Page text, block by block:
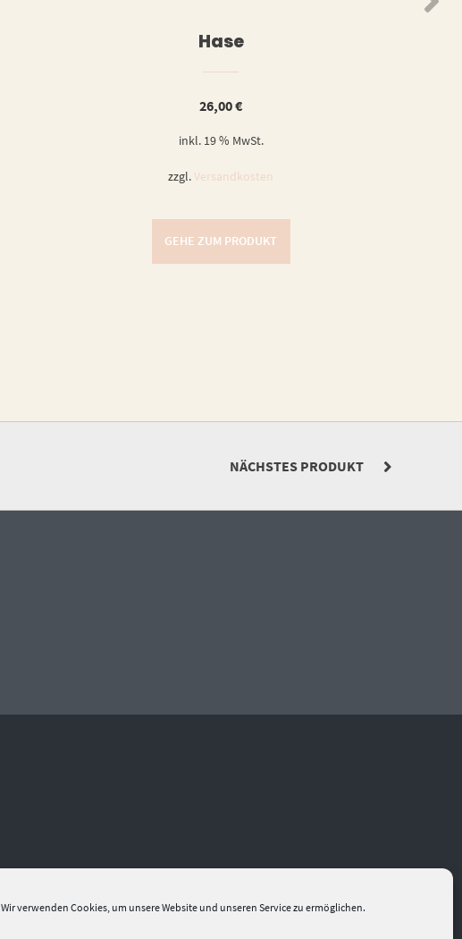
Wir verwenden Cookies, um unsere Website und unseren Service zu ermöglichen.
Hase
26,00€
inkl. 19 % MwSt.
zzgl.Versandkosten
GEHE ZUM PRODUKT
NÄCHSTES PRODUKT